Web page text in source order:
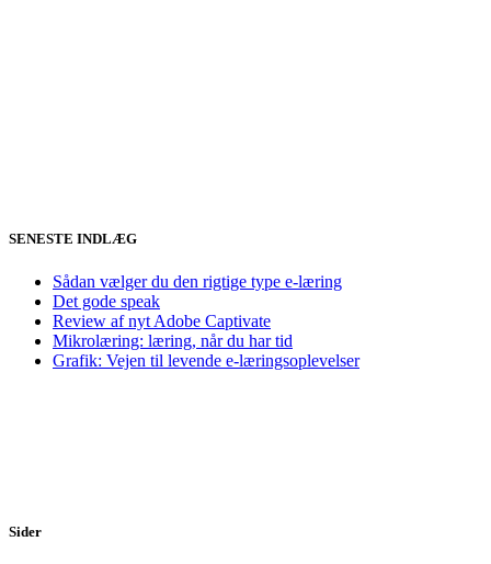
SENESTE INDLÆG
Sådan vælger du den rigtige type e-læring
Det gode speak
Review af nyt Adobe Captivate
Mikrolæring: læring, når du har tid
Grafik: Vejen til levende e-læringsoplevelser
Sider